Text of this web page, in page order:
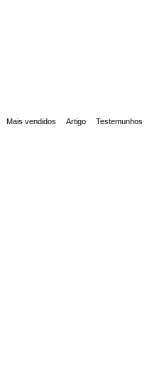
Mais vendidos Artigo Testemunhos